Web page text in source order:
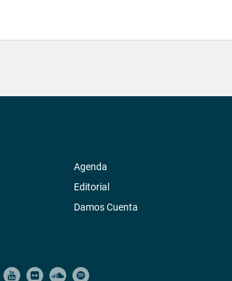
Agenda
Editorial
Damos Cuenta